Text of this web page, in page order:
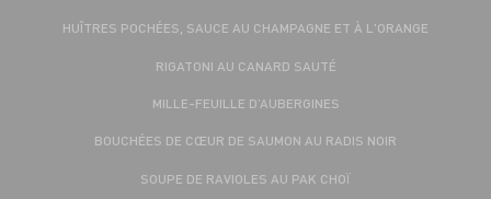
HUÎTRES POCHÉES, SAUCE AU CHAMPAGNE ET À L'ORANGE
RIGATONI AU CANARD SAUTÉ
MILLE-FEUILLE D’AUBERGINES
BOUCHÉES DE CŒUR DE SAUMON AU RADIS NOIR
SOUPE DE RAVIOLES AU PAK CHOÏ